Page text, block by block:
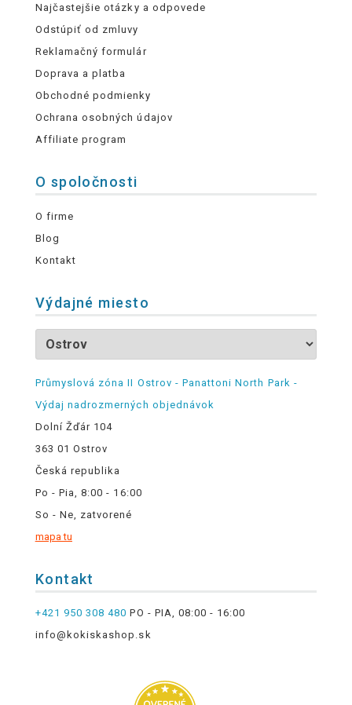
Najčastejšie otázky a odpovede
Odstúpiť od zmluvy
Reklamačný formulár
Doprava a platba
Obchodné podmienky
Ochrana osobných údajov
Affiliate program
O spoločnosti
O firme
Blog
Kontakt
Výdajné miesto
Průmyslová zóna II Ostrov - Panattoni North Park -
Výdaj nadrozmerných objednávok
Dolní Žďár 104
363 01 Ostrov
Česká republika
Po - Pia, 8:00 - 16:00
So - Ne, zatvorené
mapa tu
Kontakt
+421 950 308 480 PO - PIA, 08:00 - 16:00
info@kokiskashop.sk